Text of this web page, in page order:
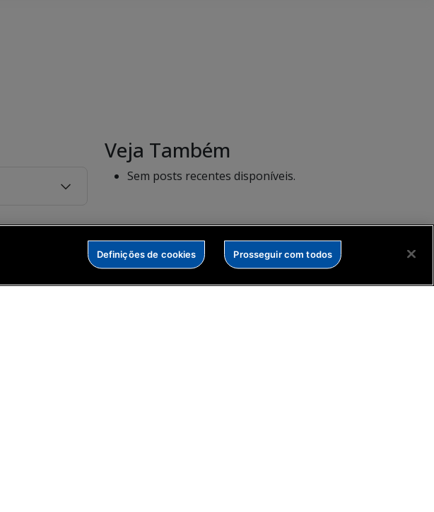
Veja Também
Sem posts recentes disponíveis.
Definições de cookies Prosseguir com todos